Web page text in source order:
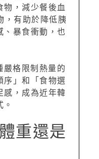
物，減少餐後血
，有助於降低胰
、暴食衝動，也
格限制熱量的
序」和「食物選
感，成為近年韓
重還是